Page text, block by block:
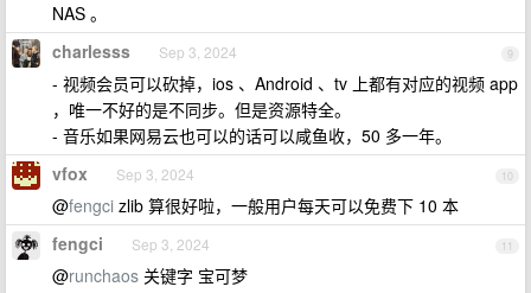
NAS 。
9
charlesss Sep 3, 2024
- 视频会员可以砍掉，ios 、Android 、tv 上都有对应的视频 app
，唯一不好的是不同步。但是资源特全。
- 音乐如果网易云也可以的话可以咸鱼收，50 多一年。
10
vfox Sep 3, 2024
@fengci zlib 算很好啦，一般用户每天可以免费下 10 本
11
fengci Sep 3, 2024
@runchaos 关键字 宝可梦